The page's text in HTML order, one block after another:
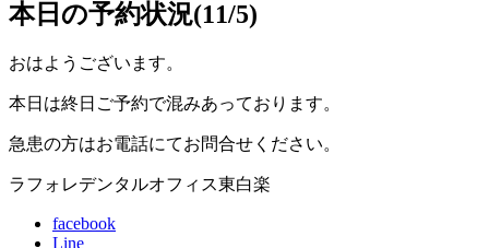
本日の予約状況(11/5)
おはようございます。
本日は終日ご予約で混みあっております。
急患の方はお電話にてお問合せください。
ラフォレデンタルオフィス東白楽
facebook
Line